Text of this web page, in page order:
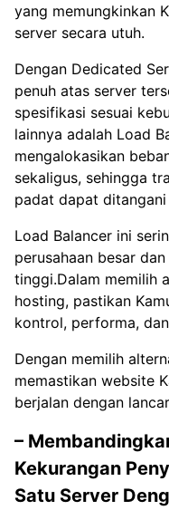
yang memungkinkan
server secara utuh.
Dengan Dedicated
penuh atas server
spesifikasi sesuai
lainnya adalah Load
mengalokasikan
sekaligus, sehingga
padat dapat
Load Balancer ini
perusahaan besar
tinggi.Dalam memilih
hosting, pastikan
kontrol, performa,
Dengan memilih
memastikan website
berjalan dengan
–
Kekurangan
Satu Server